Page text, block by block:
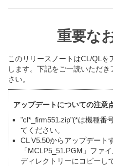
重要な
このリリースノートはCL/QLを
します。下記をご一読いただ
さい。
アップデートについての注意
"cl*_firm551.zip"(*は機種番
てください。
CL V5.50からアップデート
「MCLP5_51.PGM」ファ
ディレクトリーにコピーし